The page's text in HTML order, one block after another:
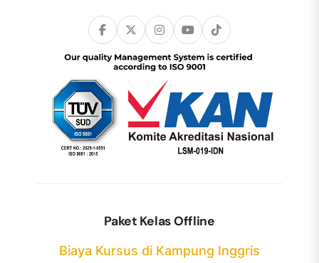
Paket Kelas Offline
Biaya Kursus di Kampung Inggris